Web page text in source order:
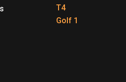
T4
Golf 1